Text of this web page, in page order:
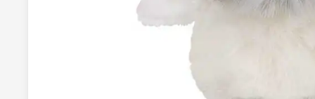
Silahlar
Silah Setleri
Kılıç Setleri
Ok Setleri